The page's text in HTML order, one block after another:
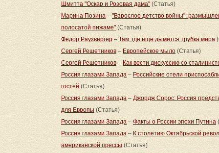
Шмитта "Оскар и Розовая дама" (Статья)
Марина Позина – "Взрослое детство войны":
полосатой пижаме" (Статья)
Фёдор Раухвергер – Там, где ещё дымится трубка мира
Сергей Решетников – Европейское мыло (Статья)
Сергей Решетников – Как вести дискуссию со
Россия глазами Запада – Российские отели
гостей (Статья)
Россия глазами Запада – Джордж Сорос: Россия
для Европы (Статья)
Россия глазами Запада – Факты о России эпохи Путина
Россия глазами Запада – К столетию Октябрьской
американской прессы (Статья)